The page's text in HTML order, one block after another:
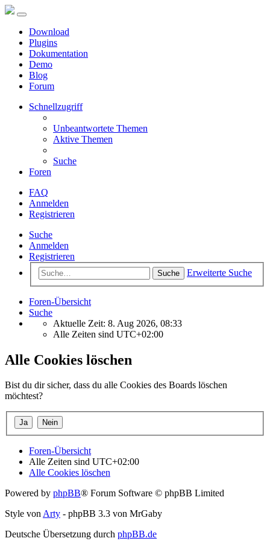
Download
Plugins
Dokumentation
Demo
Blog
Forum
Schnellzugriff
Unbeantwortete Themen
Aktive Themen
Suche
Foren
FAQ
Anmelden
Registrieren
Suche
Anmelden
Registrieren
Suche Erweiterte Suche
Foren-Übersicht
Suche
Aktuelle Zeit: 8. Aug 2026, 08:33
Alle Zeiten sind UTC+02:00
Alle Cookies löschen
Bist du dir sicher, dass du alle Cookies des Boards löschen
möchtest?
Foren-Übersicht
Alle Zeiten sind UTC+02:00
Alle Cookies löschen
Powered by phpBB® Forum Software © phpBB Limited
Style von Arty - phpBB 3.3 von MrGaby
Deutsche Übersetzung durch phpBB.de